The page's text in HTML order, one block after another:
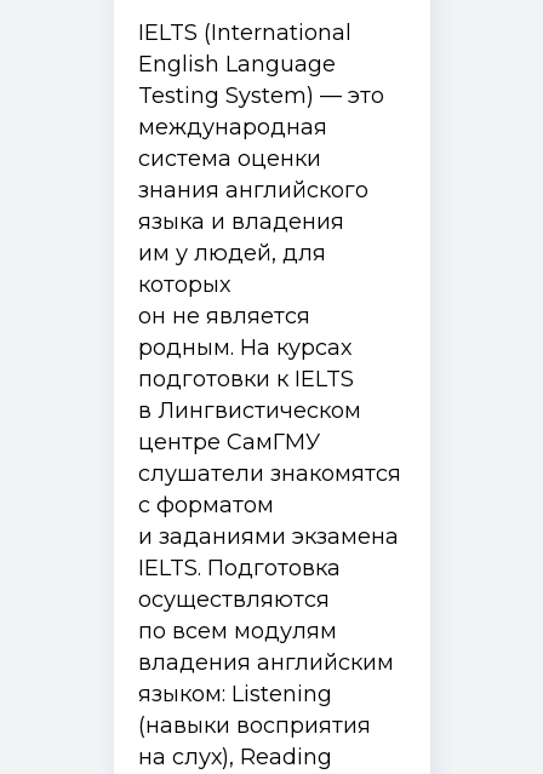
IELTS (International
English Language
Testing System) — это
международная
система оценки
знания английского
языка и владения
им у людей, для
которых
он не является
родным. На курсах
подготовки к IELTS
в Лингвистическом
центре СамГМУ
слушатели знакомятся
с форматом
и заданиями экзамена
IELTS. Подготовка
осуществляются
по всем модулям
владения английским
языком: Listening
(навыки восприятия
на слух), Reading